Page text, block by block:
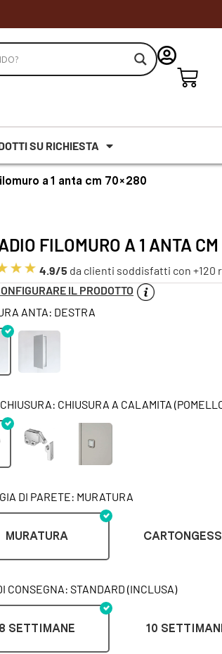
SU RICHIESTA
a 1 anta cm 70×280
FILOMURO A 1 ANTA
4.9/5 da clienti soddisfatti con +120
IL PRODOTTO
ANTA: DESTRA
CHIUSURA A CALAMITA
DI PARETE: MURATURA
MURATURA
CONSEGNA: STANDARD (INCLUSA)
8 SETTIMANE 10